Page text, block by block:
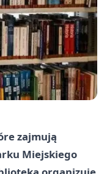
zajmują
Miejskiego